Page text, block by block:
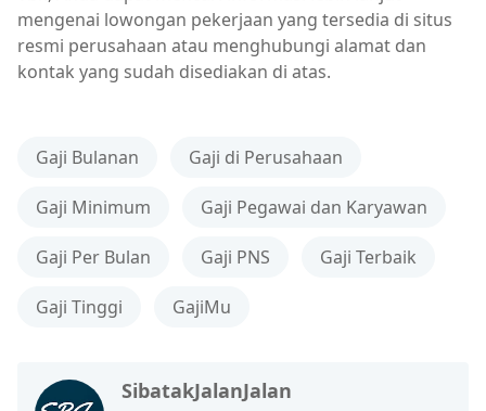
mengenai lowongan pekerjaan yang tersedia di situs
resmi perusahaan atau menghubungi alamat dan
kontak yang sudah disediakan di atas.
Gaji Bulanan Gaji di Perusahaan
Gaji Minimum Gaji Pegawai dan Karyawan
Gaji Per Bulan Gaji PNS Gaji Terbaik
Gaji Tinggi GajiMu
SibatakJalanJalan